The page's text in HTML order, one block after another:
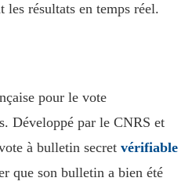
résultats en temps réel.
pour le vote
Développé par le CNRS et
à bulletin secret vérifiable
que son bulletin a bien été